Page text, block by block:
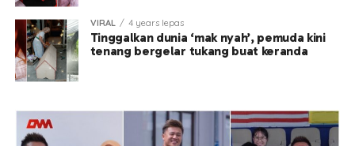
VIRAL 4 years lepas
Tinggalkan dunia ‘mak nyah’, pemuda kini
tenang bergelar tukang buat keranda